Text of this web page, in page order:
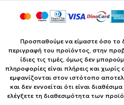
Προσπαθούμε να είμαστε όσο το
περιγραφή του προϊόντος, στην
ίδιες τις τιμές, όμως δεν
πληροφορίες είναι πλήρεις και
εμφανίζονται στον ιστότοπο
και δεν εννοείται ότι είναι
ελέγξετε τη διαθεσιμότητα των